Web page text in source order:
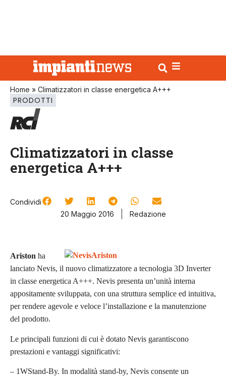
Home » Climatizzatori in classe energetica A+++
PRODOTTI
Climatizzatori in classe
energetica A+++
Condividi
20 Maggio 2016
Redazione
Ariston ha
lanciato Nevis, il nuovo climatizzatore a tecnologia 3D Inverter
in classe energetica A+++. Nevis presenta un’unità interna
appositamente sviluppata, con una struttura semplice ed intuitiva,
per rendere agevole e veloce l’installazione e la manutenzione
del prodotto.
Le principali funzioni di cui è dotato Nevis garantiscono
prestazioni e vantaggi significativi:
– 1WStand-By. In modalità stand-by, Nevis consente un